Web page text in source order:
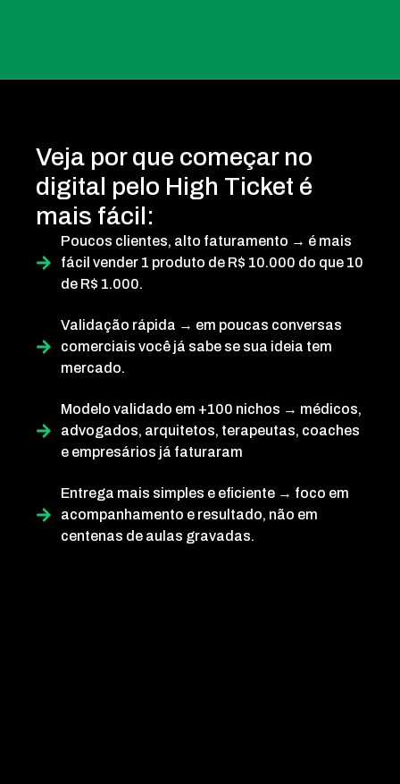
Veja por que começar no
digital pelo High Ticket é
mais fácil:
Poucos clientes, alto faturamento → é mais
fácil vender 1 produto de R$ 10.000 do que 10
de R$ 1.000.
Validação rápida → em poucas conversas
comerciais você já sabe se sua ideia tem
mercado.
Modelo validado em +100 nichos → médicos,
advogados, arquitetos, terapeutas, coaches
e empresários já faturaram
Entrega mais simples e eficiente → foco em
acompanhamento e resultado, não em
centenas de aulas gravadas.